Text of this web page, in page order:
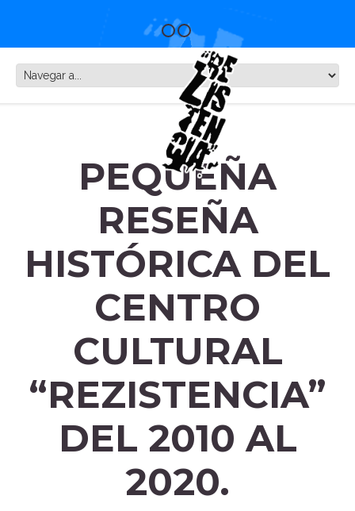
PEQUEÑA
RESEÑA
HISTÓRICA DEL
CENTRO
CULTURAL
“REZISTENCIA”
DEL 2010 AL
2020.